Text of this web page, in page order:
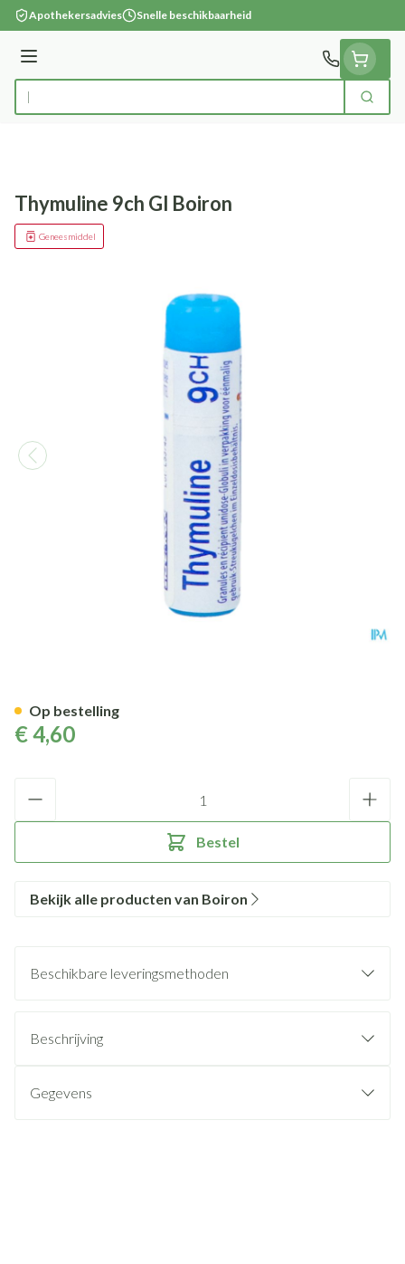
Ga naar de inhoud
Apothekersadvies Snelle beschikbaarheid
Menu
Product, merk, categorie... Zoek
Thymuline 9ch Gl Boiron
Geneesmiddel
€ 4,60
Bestel
Op bestelling
Bekijk alle producten van Boiron
Beschikbare leveringsmethoden
Beschrijving
Gegevens